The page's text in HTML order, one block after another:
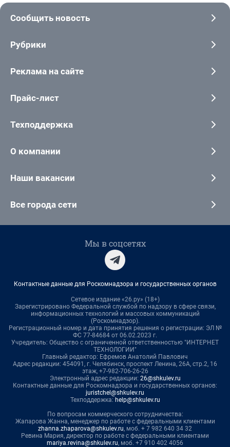
Сообщить новость
Рубрики
Реклама на сайте
Прайс-лист
Техподдержка
О компании
Наши вакансии
Все города сети
Мы в соцсетях
Контактные данные для Роскомнадзора и государственных органов
Сетевое издание «26.ру» (18+)
Зарегистрировано Федеральной службой по надзору в сфере связи,
информационных технологий и массовых коммуникаций
(Роскомнадзор).
Регистрационный номер и дата принятия решения о регистрации: ЭЛ №
ФС 77-84684 от 06.02.2023 г.
Учредитель: Общество с ограниченной ответственностью "ИНТЕРНЕТ
ТЕХНОЛОГИИ"
Главный редактор: Ефремов Анатолий Павлович
Адрес редакции: 454091, г. Челябинск, проспект Ленина, 26А, стр.2, 16
этаж, +7-982-706-26-26
Электронный адрес редакции: 26@shkulev.ru
Контактные данные для Роскомнадзора и государственных органов:
juristchel@shkulev.ru
Техподдержка: help@shkulev.ru
По вопросам коммерческого сотрудничества:
Жапарова Жанна, менеджер по работе с федеральными клиентами
zhanna.zhaparova@shkulev.ru, моб. + 7 982 640 34 32
Ревина Мария, директор по работе с федеральными клиентами
mariya.revina@shkulev.ru, моб. +7 910 402 4056